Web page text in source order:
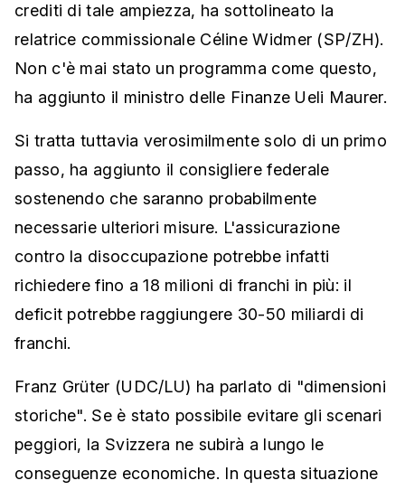
crediti di tale ampiezza, ha sottolineato la
relatrice commissionale Céline Widmer (SP/ZH).
Non c'è mai stato un programma come questo,
ha aggiunto il ministro delle Finanze Ueli Maurer.
Si tratta tuttavia verosimilmente solo di un primo
passo, ha aggiunto il consigliere federale
sostenendo che saranno probabilmente
necessarie ulteriori misure. L'assicurazione
contro la disoccupazione potrebbe infatti
richiedere fino a 18 milioni di franchi in più: il
deficit potrebbe raggiungere 30-50 miliardi di
franchi.
Franz Grüter (UDC/LU) ha parlato di "dimensioni
storiche". Se è stato possibile evitare gli scenari
peggiori, la Svizzera ne subirà a lungo le
conseguenze economiche. In questa situazione